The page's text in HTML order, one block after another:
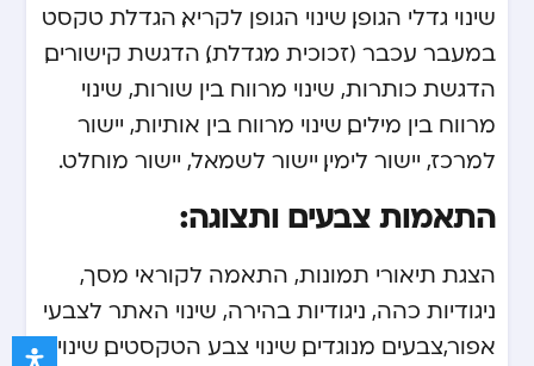
שינוי גדלי הגופן, שינוי הגופן לקריא, הגדלת טקסט
במעבר עכבר (זכוכית מגדלת), הדגשת קישורים,
הדגשת כותרות, שינוי מרווח בין שורות, שינוי
מרווח בין מילים, שינוי מרווח בין אותיות, יישור
למרכז, יישור לימין, יישור לשמאל, יישור מוחלט.
התאמות צבעים ותצוגה:
הצגת תיאורי תמונות, התאמה לקוראי מסך,
ניגודיות כהה, ניגודיות בהירה, שינוי האתר לצבעי
אפור,צבעים מנוגדים, שינוי צבע הטקסטים, שינוי